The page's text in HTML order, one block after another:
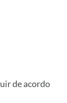
de acordo